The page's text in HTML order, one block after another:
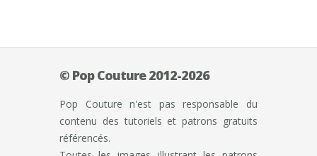
© Pop Couture 2012-2026
Pop Couture n'est pas responsable du
contenu des tutoriels et patrons gratuits
référencés.